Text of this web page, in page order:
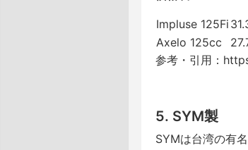
Impluse 125Fi
Axelo 125cc
参考・引用：
5. SYM製
SYMは台湾の有